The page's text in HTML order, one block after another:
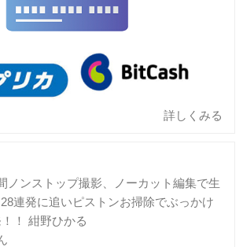
詳しくみる
ノンストップ撮影、ノーカット編集で生
連発に追いピストンお掃除でぶっかけ
！ 紺野ひかる